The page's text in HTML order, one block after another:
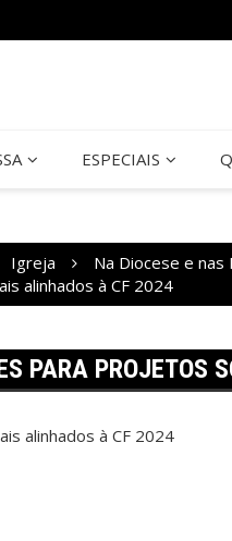
ESPECIAIS
Igreja Na Diocese e nas
alinhados à CF 2024
PARA